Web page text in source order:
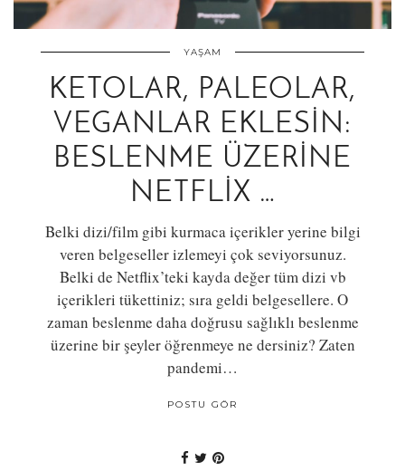
YAŞAM
KETOLAR, PALEOLAR,
VEGANLAR EKLESIN:
BESLENME ÜZERINE
NETFLIX …
Belki dizi/film gibi kurmaca içerikler yerine bilgi
veren belgeseller izlemeyi çok seviyorsunuz.
Belki de Netflix’teki kayda değer tüm dizi vb
içerikleri tükettiniz; sıra geldi belgesellere. O
zaman beslenme daha doğrusu sağlıklı beslenme
üzerine bir şeyler öğrenmeye ne dersiniz? Zaten
pandemi…
POSTU GÖR